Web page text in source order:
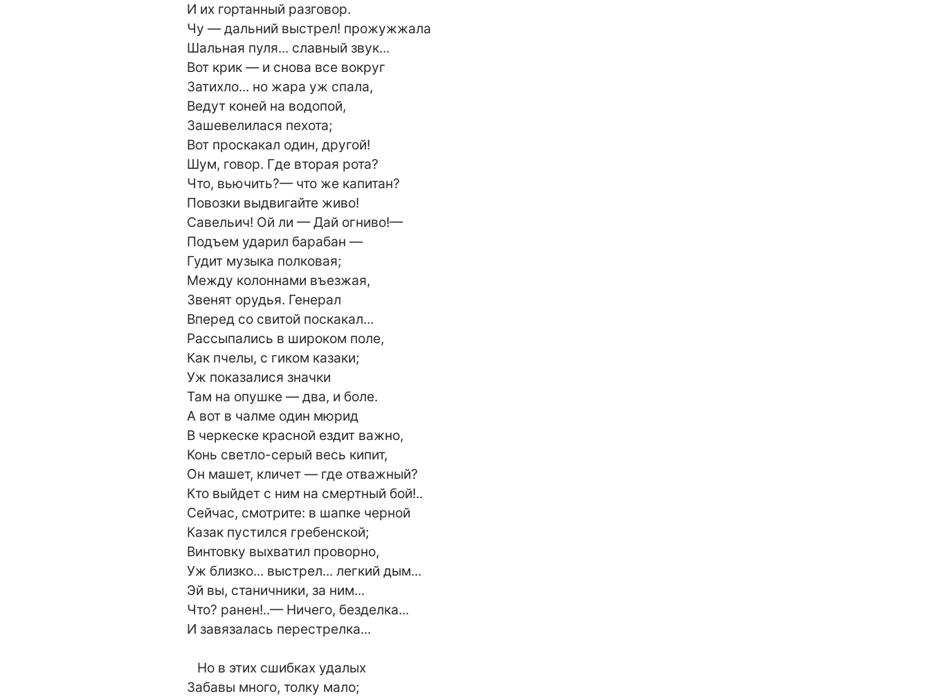
И их гортанный разговор.
Чу — дальний выстрел! прожужжала
Шальная пуля... славный звук...
Вот крик — и снова все вокруг
Затихло... но жара уж спала,
Ведут коней на водопой,
Зашевелилася пехота;
Вот проскакал один, другой!
Шум, говор. Где вторая рота?
Что, вьючить?— что же капитан?
Повозки выдвигайте живо!
Савельич! Ой ли — Дай огниво!—
Подъем ударил барабан —
Гудит музыка полковая;
Между колоннами въезжая,
Звенят орудья. Генерал
Вперед со свитой поскакал...
Рассыпались в широком поле,
Как пчелы, с гиком казаки;
Уж показалися значки
Там на опушке — два, и боле.
А вот в чалме один мюрид
В черкеске красной ездит важно,
Конь светло-серый весь кипит,
Он машет, кличет — где отважный?
Кто выйдет с ним на смертный бой!..
Сейчас, смотрите: в шапке черной
Казак пустился гребенской;
Винтовку выхватил проворно,
Уж близко... выстрел... легкий дым...
Эй вы, станичники, за ним...
Что? ранен!..— Ничего, безделка...
И завязалась перестрелка...
Забавы много, толку мало;